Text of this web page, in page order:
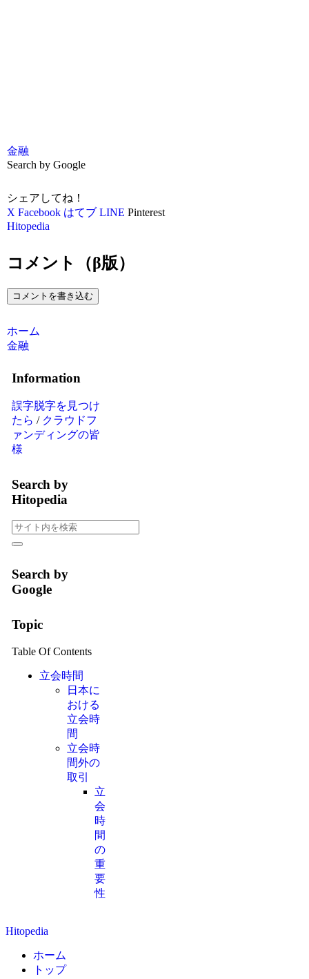
金融
Search by Google
シェアしてね！
X Facebook はてブ LINE Pinterest
Hitopedia
コメント（β版）
コメントを書き込む
ホーム
金融
Information
誤字脱字を見つけ
たら / クラウドフ
ァンディングの皆
様
Search by
Hitopedia
Search by
Google
Topic
Table Of Contents
立会時間
日本に
おける
立会時
間
立会時
間外の
取引
立
会
時
間
の
重
要
性
Hitopedia
ホーム
トップ